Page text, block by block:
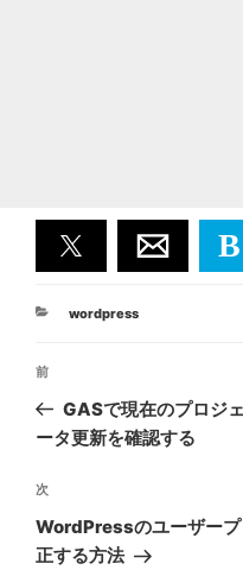
カ
wordpress
投
ナ
ゲ
ー
シ
前
の
前
GASで現在のプロジ
ータ更新を確認する
次
の
投
次
WordPressのユーザー
正する方法